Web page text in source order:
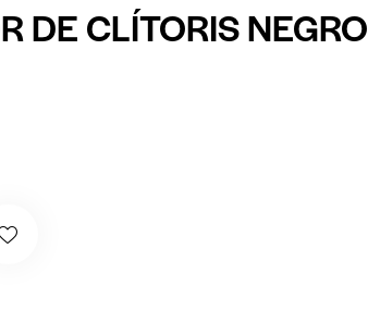
DE CLÍTORIS NEGRO